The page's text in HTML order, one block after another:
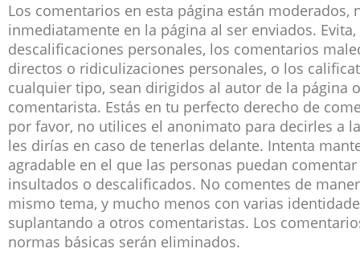
Los comentarios en esta página están moderados,
inmediatamente en la página al ser enviados.
descalificaciones personales, los comentarios
directos o ridiculizaciones personales, o los
cualquier tipo, sean dirigidos al autor de la página
comentarista. Estás en tu perfecto derecho de
por favor, no utilices el anonimato para decirles a
les dirías en caso de tenerlas delante. Intenta
agradable en el que las personas puedan
insultados o descalificados. No comentes de
mismo tema, y mucho menos con varias
suplantando a otros comentaristas. Los
normas básicas serán eliminados.